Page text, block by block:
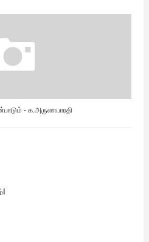
- க.அருணபாரதி